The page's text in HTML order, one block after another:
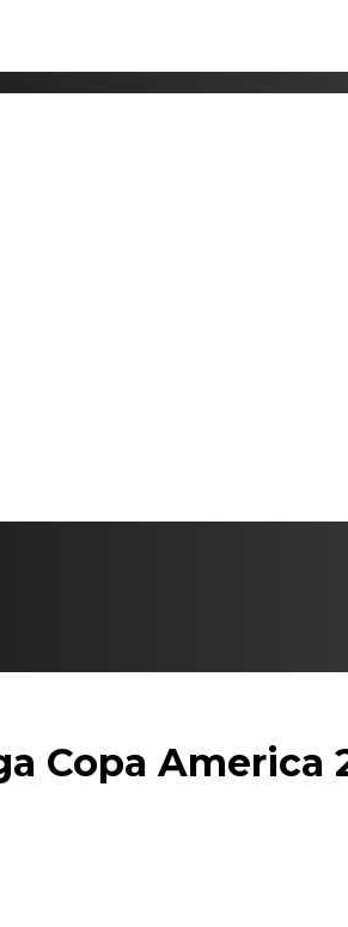
Copa America